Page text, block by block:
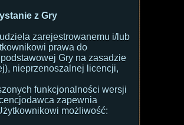
z Gry
zarejestrowanemu i/lub
prawa do
Gry na zasadzie
nieprzenoszalnej licencji,
funkcjonalności wersji
zapewnia
możliwość: